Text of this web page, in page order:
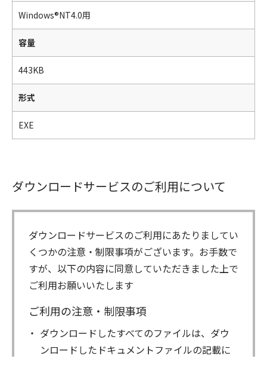
Windows®NT4.0用
容量
443KB
形式
EXE
ダウンロードサービスのご利用について
ダウンロードサービスのご利用にあたりましてい
くつかの注意・制限事項がございます。お手数で
すが、以下の内容に同意していただきました上で
ご利用お願いいたします
ご利用の注意・制限事項
ダウンロードしたすべてのファイルは、ダウ
ンロードしたドキュメントファイルの記載に